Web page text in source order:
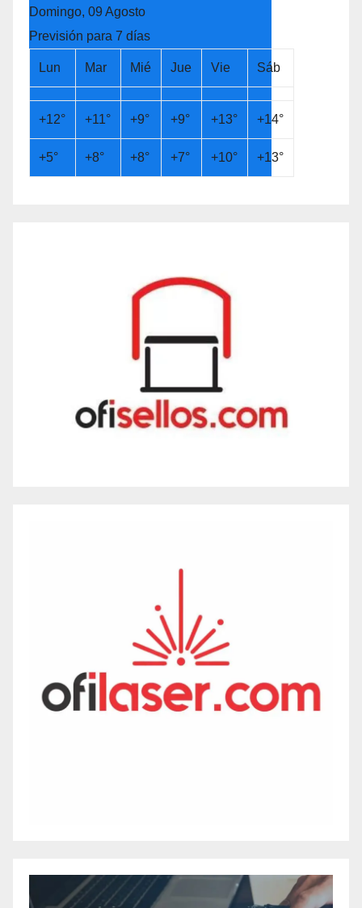
Domingo, 09 Agosto
Previsión para 7 días
Lun Mar Mié Jue Vie Sáb
+12° +11° +9° +9° +13° +14°
+5° +8° +8° +7° +10° +13°